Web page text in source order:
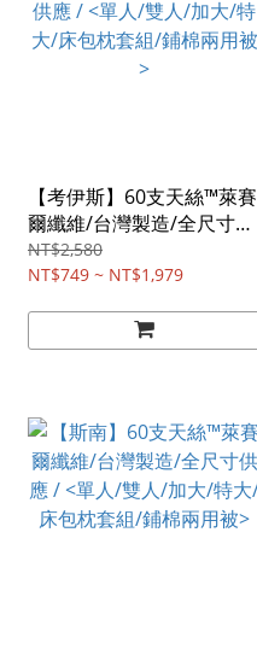
【考伊斯】60支天絲™萊賽
爾纖維/台灣製造/全尺寸供
應 / <單人/雙人/加大/特大/
床包枕套組/鋪棉兩用被>
NT$2,580
NT$749 ~ NT$1,979